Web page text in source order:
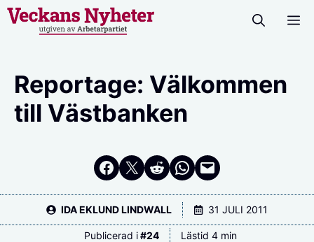
Hoppa
Reportage: Välkommen
till Västbanken
Dela på Facebook
Dela på Twitter
Dela på RedditDela i WhatsApp
Maila en länk
IDA EKLUND LINDWALL 31 JULI 2011
Publicerad i#24 Lästid 4 min